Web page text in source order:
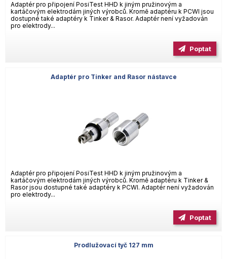
Adaptér pro připojení PosiTest HHD k jiným pružinovým a
kartáčovým elektrodám jiných výrobců. Kromě adaptéru k PCWI jsou
dostupné také adaptéry k Tinker & Rasor. Adaptér není vyžadován
pro elektrody...
Poptat
Adaptér pro Tinker and Rasor nástavce
Adaptér pro připojení PosiTest HHD k jiným pružinovým a
kartáčovým elektrodám jiných výrobců. Kromě adaptéru k Tinker &
Rasor jsou dostupné také adaptéry k PCWI. Adaptér není vyžadován
pro elektrody...
Poptat
Prodlužovací tyč 127 mm